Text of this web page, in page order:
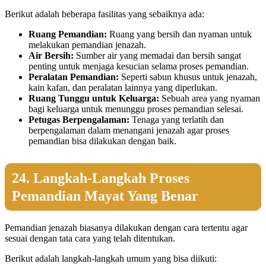
Berikut adalah beberapa fasilitas yang sebaiknya ada:
Ruang Pemandian: Ruang yang bersih dan nyaman untuk
melakukan pemandian jenazah.
Air Bersih: Sumber air yang memadai dan bersih sangat
penting untuk menjaga kesucian selama proses pemandian.
Peralatan Pemandian: Seperti sabun khusus untuk jenazah,
kain kafan, dan peralatan lainnya yang diperlukan.
Ruang Tunggu untuk Keluarga: Sebuah area yang nyaman
bagi keluarga untuk menunggu proses pemandian selesai.
Petugas Berpengalaman: Tenaga yang terlatih dan
berpengalaman dalam menangani jenazah agar proses
pemandian bisa dilakukan dengan baik.
24. Langkah-Langkah Proses
Pemandian Mayat Yang Benar
Pemandian jenazah biasanya dilakukan dengan cara tertentu agar
sesuai dengan tata cara yang telah ditentukan.
Berikut adalah langkah-langkah umum yang bisa diikuti: